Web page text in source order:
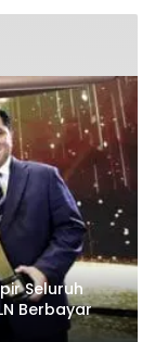
Seluruh
Berbayar